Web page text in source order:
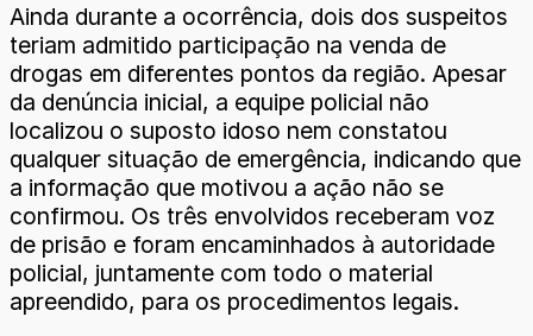
Ainda durante a ocorrência, dois dos suspeitos
teriam admitido participação na venda de
drogas em diferentes pontos da região. Apesar
da denúncia inicial, a equipe policial não
localizou o suposto idoso nem constatou
qualquer situação de emergência, indicando que
a informação que motivou a ação não se
confirmou. Os três envolvidos receberam voz
de prisão e foram encaminhados à autoridade
policial, juntamente com todo o material
apreendido, para os procedimentos legais.